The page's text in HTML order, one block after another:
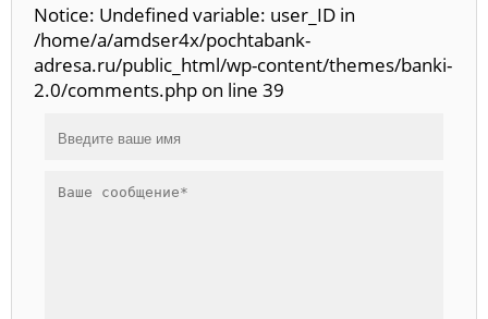
Notice: Undefined variable: user_ID in
/home/a/amdser4x/pochtabank-
adresa.ru/public_html/wp-content/themes/banki-
2.0/comments.php on line 39